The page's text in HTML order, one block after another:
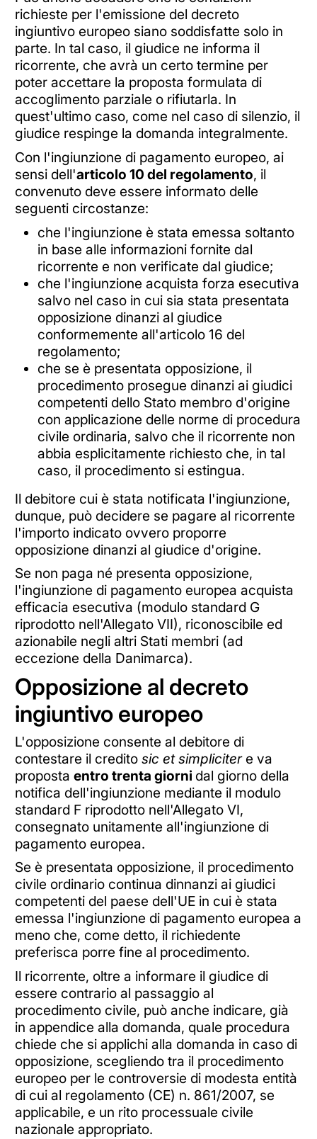
richieste per l'emissione del decreto
ingiuntivo europeo siano soddisfatte solo in
parte. In tal caso, il giudice ne informa il
ricorrente, che avrà un certo termine per
poter accettare la proposta formulata di
accoglimento parziale o rifiutarla. In
quest'ultimo caso, come nel caso di silenzio, il
giudice respinge la domanda integralmente.
Con l'ingiunzione di pagamento europeo, ai
sensi dell'articolo 10 del regolamento, il
convenuto deve essere informato delle
seguenti circostanze:
che l'ingiunzione è stata emessa soltanto
in base alle informazioni fornite dal
ricorrente e non verificate dal giudice;
che l'ingiunzione acquista forza esecutiva
salvo nel caso in cui sia stata presentata
opposizione dinanzi al giudice
conformemente all'articolo 16 del
regolamento;
che se è presentata opposizione, il
procedimento prosegue dinanzi ai giudici
competenti dello Stato membro d'origine
con applicazione delle norme di procedura
civile ordinaria, salvo che il ricorrente non
abbia esplicitamente richiesto che, in tal
caso, il procedimento si estingua.
Il debitore cui è stata notificata l'ingiunzione,
dunque, può decidere se pagare al ricorrente
l'importo indicato ovvero proporre
opposizione dinanzi al giudice d'origine.
Se non paga né presenta opposizione,
l'ingiunzione di pagamento europea acquista
efficacia esecutiva (modulo standard G
riprodotto nell'Allegato VII), riconoscibile ed
azionabile negli altri Stati membri (ad
eccezione della Danimarca).
Opposizione al decreto
ingiuntivo europeo
L'opposizione consente al debitore di
contestare il credito sic et simplicitere va
proposta entro trenta giorni dal giorno della
notifica dell'ingiunzione mediante il modulo
standard F riprodotto nell'Allegato VI,
consegnato unitamente all'ingiunzione di
pagamento europea.
Se è presentata opposizione, il procedimento
civile ordinario continua dinnanzi ai giudici
competenti del paese dell'UE in cui è stata
emessa l'ingiunzione di pagamento europea a
meno che, come detto, il richiedente
preferisca porre fine al procedimento.
Il ricorrente, oltre a informare il giudice di
essere contrario al passaggio al
procedimento civile, può anche indicare, già
in appendice alla domanda, quale procedura
chiede che si applichi alla domanda in caso di
opposizione, scegliendo tra il procedimento
europeo per le controversie di modesta entità
di cui al regolamento (CE) n. 861/2007, se
applicabile, e un rito processuale civile
nazionale appropriato.